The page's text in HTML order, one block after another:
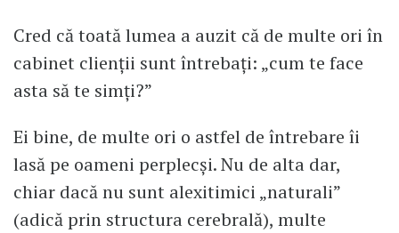
Cred că toată lumea a auzit că de multe ori în
cabinet clienţii sunt întrebaţi: „cum te face
asta să te simţi?”
Ei bine, de multe ori o astfel de întrebare îi
lasă pe oameni perplecși. Nu de alta dar,
chiar dacă nu sunt alexitimici „naturali”
(adică prin structura cerebrală), multe